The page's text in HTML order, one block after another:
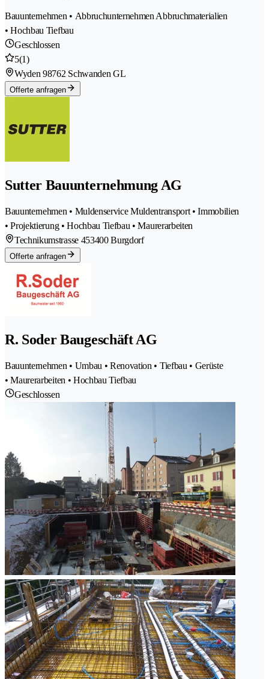
Bauunternehmen • Abbruchunternehmen Abbruchmaterialien
• Hochbau Tiefbau
Geschlossen
5(1)
Wyden 98762 Schwanden GL
Offerte anfragen
Sutter Bauunternehmung AG
Bauunternehmen • Muldenservice Muldentransport • Immobilien
• Projektierung • Hochbau Tiefbau • Maurerarbeiten
Technikumstrasse 453400 Burgdorf
Offerte anfragen
R. Soder Baugeschäft AG
Bauunternehmen • Umbau • Renovation • Tiefbau • Gerüste
• Maurerarbeiten • Hochbau Tiefbau
Geschlossen